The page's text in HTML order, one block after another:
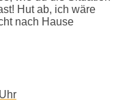
Hut ab, ich wäre
nach Hause